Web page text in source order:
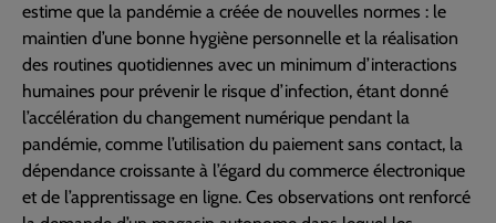
estime que la pandémie a créée de nouvelles normes : le
maintien d’une bonne hygiène personnelle et la réalisation
des routines quotidiennes avec un minimum d’interactions
humaines pour prévenir le risque d’infection, étant donné
l’accélération du changement numérique pendant la
pandémie, comme l’utilisation du paiement sans contact, la
dépendance croissante à l’égard du commerce électronique
et de l’apprentissage en ligne. Ces observations ont renforcé